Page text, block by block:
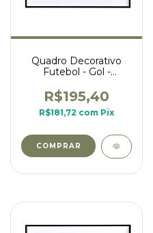
Quadro Decorativo
Futebol - Gol -
R$195,40
R$181,72 com Pix
COMPRAR